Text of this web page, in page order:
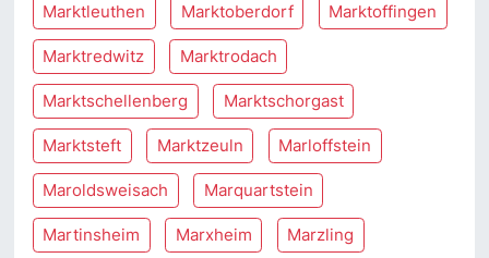
Marktleuthen Marktoberdorf Marktoffingen
Marktredwitz Marktrodach
Marktschellenberg Marktschorgast
Marktsteft Marktzeuln Marloffstein
Maroldsweisach Marquartstein
Martinsheim Marxheim Marzling